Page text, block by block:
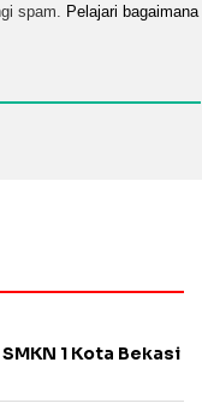
spam. Pelajari bagaimana
1 Kota Bekasi